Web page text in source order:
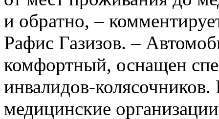
и обратно, –
Рафис Газизов. –
комфортный, оснащен
инвалидов-
медицинские